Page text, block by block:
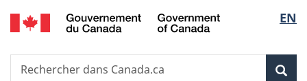
Passer
au
principal
Passer
à
Au
Passer
à
version
de
EN
Recherche
Rechercher
dans